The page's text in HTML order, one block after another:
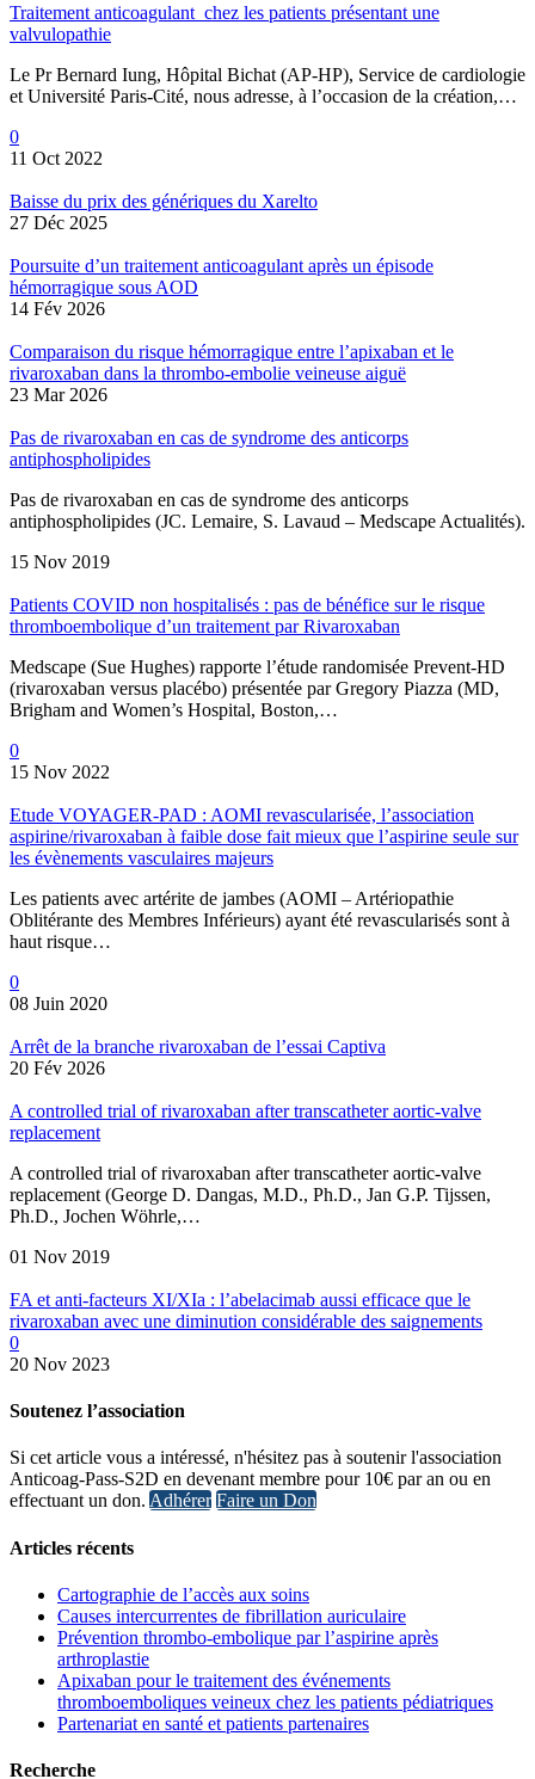
Traitement anticoagulant chez les patients présentant une
valvulopathie
Le Pr Bernard Iung, Hôpital Bichat (AP-HP), Service de cardiologie
et Université Paris-Cité, nous adresse, à l’occasion de la création,…
0
11 Oct 2022
Baisse du prix des génériques du Xarelto
27 Déc 2025
Poursuite d’un traitement anticoagulant après un épisode
hémorragique sous AOD
14 Fév 2026
Comparaison du risque hémorragique entre l’apixaban et le
rivaroxaban dans la thrombo-embolie veineuse aiguë
23 Mar 2026
Pas de rivaroxaban en cas de syndrome des anticorps
antiphospholipides
Pas de rivaroxaban en cas de syndrome des anticorps
antiphospholipides (JC. Lemaire, S. Lavaud – Medscape Actualités).
15 Nov 2019
Patients COVID non hospitalisés : pas de bénéfice sur le risque
thromboembolique d’un traitement par Rivaroxaban
Medscape (Sue Hughes) rapporte l’étude randomisée Prevent-HD
(rivaroxaban versus placébo) présentée par Gregory Piazza (MD,
Brigham and Women’s Hospital, Boston,…
0
15 Nov 2022
Etude VOYAGER-PAD : AOMI revascularisée, l’association
aspirine/rivaroxaban à faible dose fait mieux que l’aspirine seule sur
les évènements vasculaires majeurs
Les patients avec artérite de jambes (AOMI – Artériopathie
Oblitérante des Membres Inférieurs) ayant été revascularisés sont à
haut risque…
0
08 Juin 2020
Arrêt de la branche rivaroxaban de l’essai Captiva
20 Fév 2026
A controlled trial of rivaroxaban after transcatheter aortic-valve
replacement
A controlled trial of rivaroxaban after transcatheter aortic-valve
replacement (George D. Dangas, M.D., Ph.D., Jan G.P. Tijssen,
Ph.D., Jochen Wöhrle,…
01 Nov 2019
FA et anti-facteurs XI/XIa : l’abelacimab aussi efficace que le
rivaroxaban avec une diminution considérable des saignements
0
20 Nov 2023
Soutenez l’association
Si cet article vous a intéressé, n'hésitez pas à soutenir l'association
Anticoag-Pass-S2D en devenant membre pour 10€ par an ou en
effectuant un don. Adhérer Faire un Don
Articles récents
Cartographie de l’accès aux soins
Causes intercurrentes de fibrillation auriculaire
Prévention thrombo-embolique par l’aspirine après
arthroplastie
Apixaban pour le traitement des événements
thromboemboliques veineux chez les patients pédiatriques
Partenariat en santé et patients partenaires
Recherche